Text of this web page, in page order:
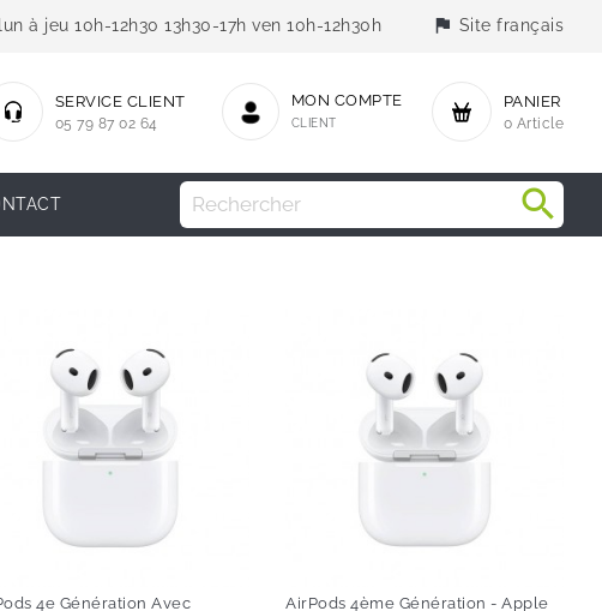
à jeu 10h-12h30 13h30-17h ven 10h-12h30h flag Site français
PANIER
0 Article
MON COMPTE
CLIENT
SERVICE CLIENT
05 79 87 02 64
4e Génération Avec
AirPods 4ème Génération - Apple